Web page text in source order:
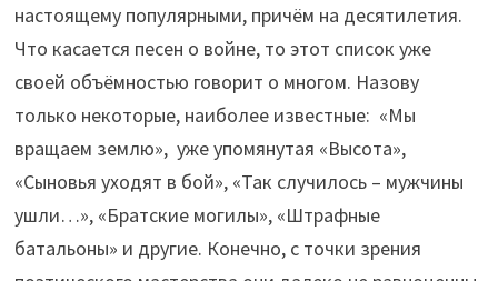
настоящему популярными, причём на десятилетия.
Что касается песен о войне, то этот список уже
своей объёмностью говорит о многом. Назову
только некоторые, наиболее известные: «Мы
вращаем землю», уже упомянутая «Высота»,
«Сыновья уходят в бой», «Так случилось – мужчины
ушли…», «Братские могилы», «Штрафные
батальоны» и другие. Конечно, с точки зрения